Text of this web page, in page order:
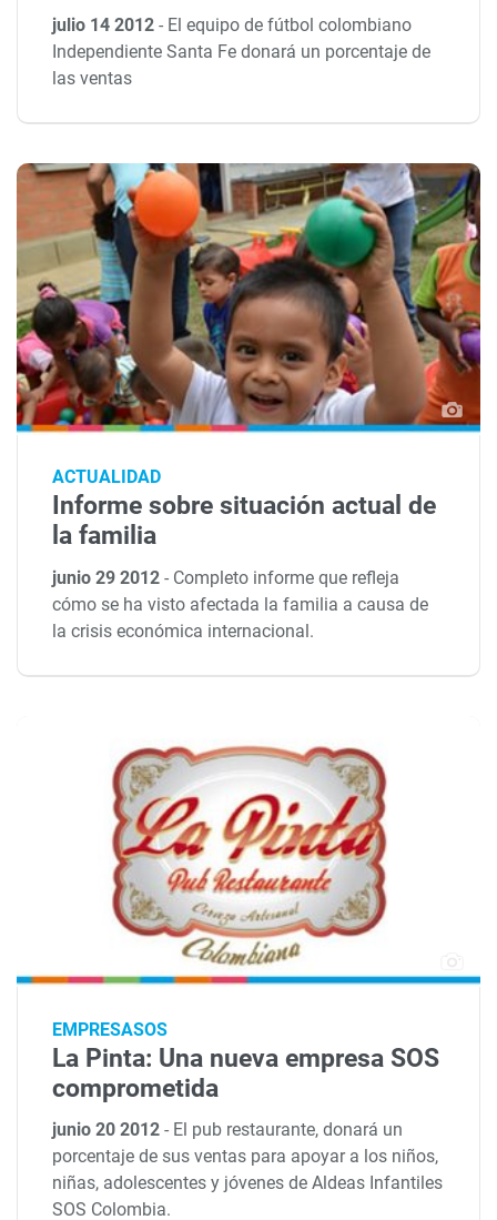
julio 14 2012- El equipo de fútbol colombiano
Independiente Santa Fe donará un porcentaje de
las ventas
ACTUALIDAD
Informe sobre situación actual de
la familia
junio 29 2012- Completo informe que refleja
cómo se ha visto afectada la familia a causa de
la crisis económica internacional.
EMPRESASOS
La Pinta: Una nueva empresa SOS
comprometida
junio 20 2012- El pub restaurante, donará un
porcentaje de sus ventas para apoyar a los niños,
niñas, adolescentes y jóvenes de Aldeas Infantiles
SOS Colombia.